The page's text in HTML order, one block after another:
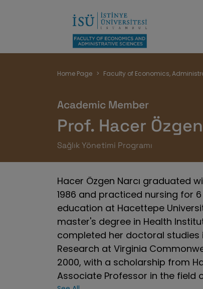
Breadcrumb
Home Page Faculty of Economics,
Academic Member
Prof. Hacer
Sağlık Yönetimi Programı
Hacer Özgen Narcı graduated
1986 and practiced nursing for
education at Hacettepe
master's degree in Health
completed her doctoral studies
Research at Virginia
2000, with a scholarship from
Associate Professor in the field